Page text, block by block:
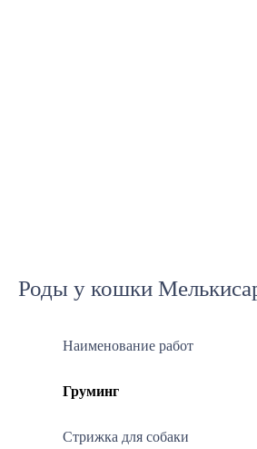
Роды у кошки
Наименование работ
Груминг
Стрижка для собаки